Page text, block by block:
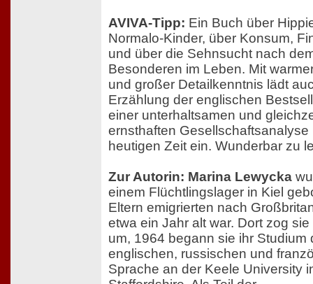
AVIVA-Tipp: Ein Buch über
Normalo-Kinder, über Konsum,
und über die Sehnsucht nach
Besonderen im Leben. Mit
und großer Detailkenntnis lädt
Erzählung der englischen
einer unterhaltsamen und
ernsthaften Gesellschaftsanalyse
heutigen Zeit ein. Wunderbar zu
Zur Autorin: Marina Lewycka
einem Flüchtlingslager in Kiel
Eltern emigrierten nach
etwa ein Jahr alt war. Dort zog
um, 1964 begann sie ihr Studium
englischen, russischen und
Sprache an der Keele University